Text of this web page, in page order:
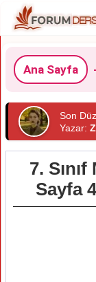
Ana Sayfa
Son
Yazar:
7.
Sayfa